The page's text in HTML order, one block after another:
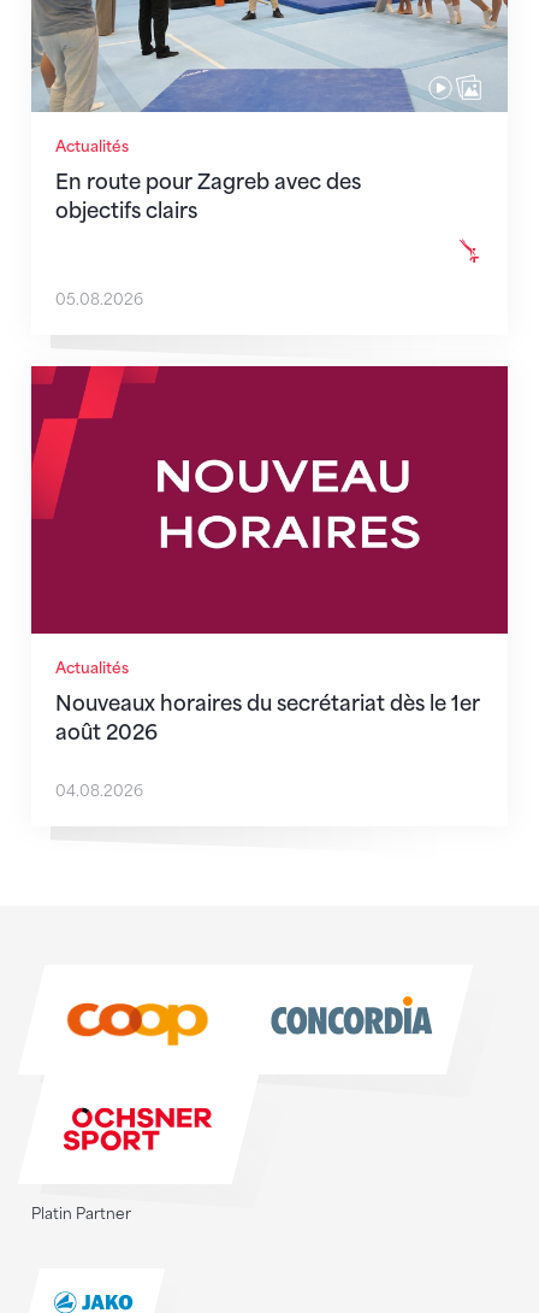
Actualités
En route pour Zagreb avec des
objectifs clairs
05.08.2026
Actualités
Nouveaux horaires du secrétariat dès le 1er
août 2026
Nouveaux horaires du secrétariat dès le 1er août
04.08.2026
Platin Partner